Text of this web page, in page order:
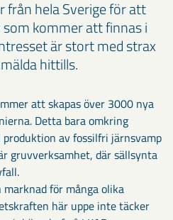
hela Sverige för att
kommer att finnas i
är stort med strax
hittills.
att skapas över 3000 nya
Detta bara omkring
av fossilfri järnsvamp
gruvverksamhet, där sällsynta
för många olika
här uppe inte täcker